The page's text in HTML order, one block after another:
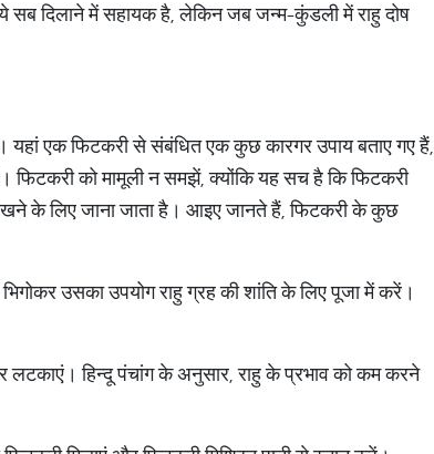
सब दिलाने में सहायक है, लेकिन जब जन्म-कुंडली में राहु दोष
एक फिटकरी से संबंधित एक कुछ कारगर उपाय बताए गए हैं,
फिटकरी को मामूली न समझें, क्योंकि यह सच है कि फिटकरी
के लिए जाना जाता है। आइए जानते हैं, फिटकरी के कुछ
उसका उपयोग राहु ग्रह की शांति के लिए पूजा में करें।
लटकाएं। हिन्दू पंचांग के अनुसार, राहु के प्रभाव को कम करने